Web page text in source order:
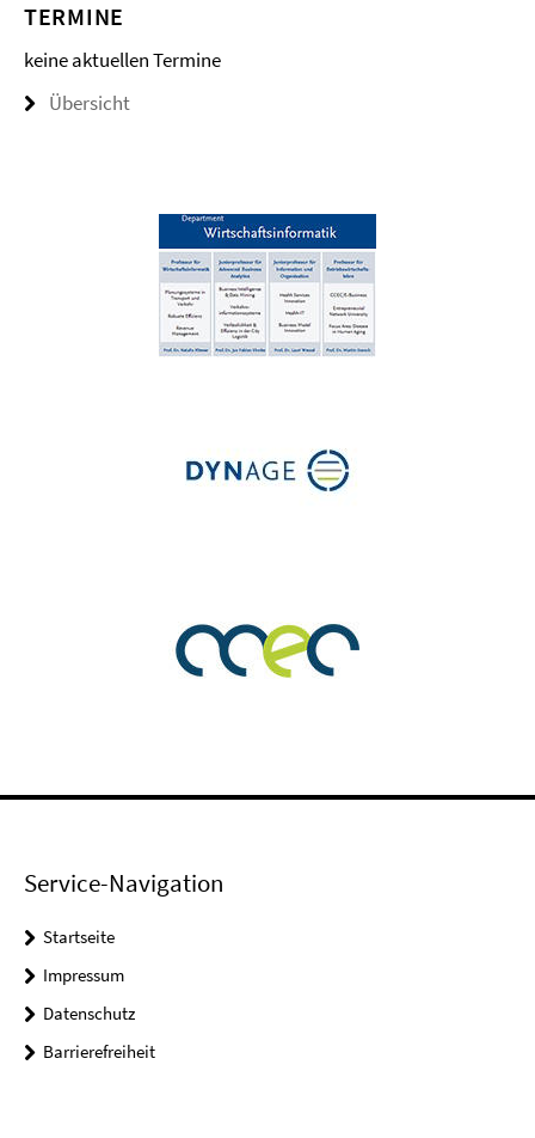
TERMINE
keine aktuellen Termine
Übersicht
Service-Navigation
Startseite
Impressum
Datenschutz
Barrierefreiheit